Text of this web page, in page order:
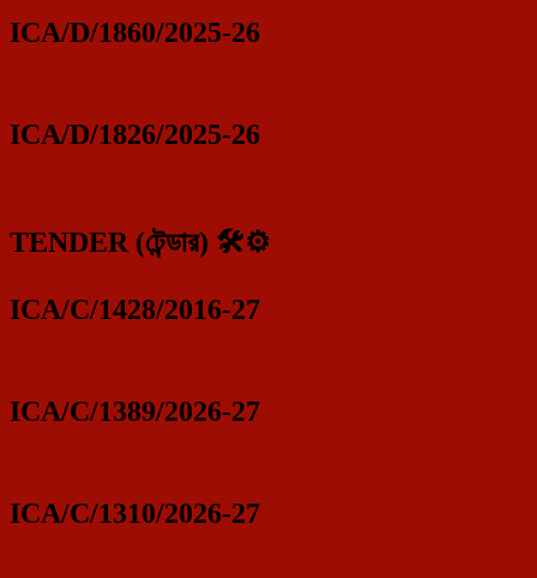
ICA/D/1860/2025-26
ICA/D/1826/2025-26
TENDER (টেন্ডার) 🛠️⚙️
ICA/C/1428/2016-27
ICA/C/1389/2026-27
ICA/C/1310/2026-27